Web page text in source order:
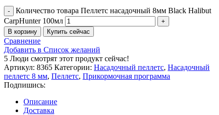
Количество товара Пеллетс насадочный 8мм Black Halibut
CarpHunter 100мл
В корзину Купить сейчас
Сравнение
Добавить в Список желаний
5 Люди смотрят этот продукт сейчас!
Артикул: 8365 Категории: Насадочный пеллетс, Насадочный
пеллетс 8 мм, Пеллетс, Прикормочная программа
Подпишись:
Описание
Доставка